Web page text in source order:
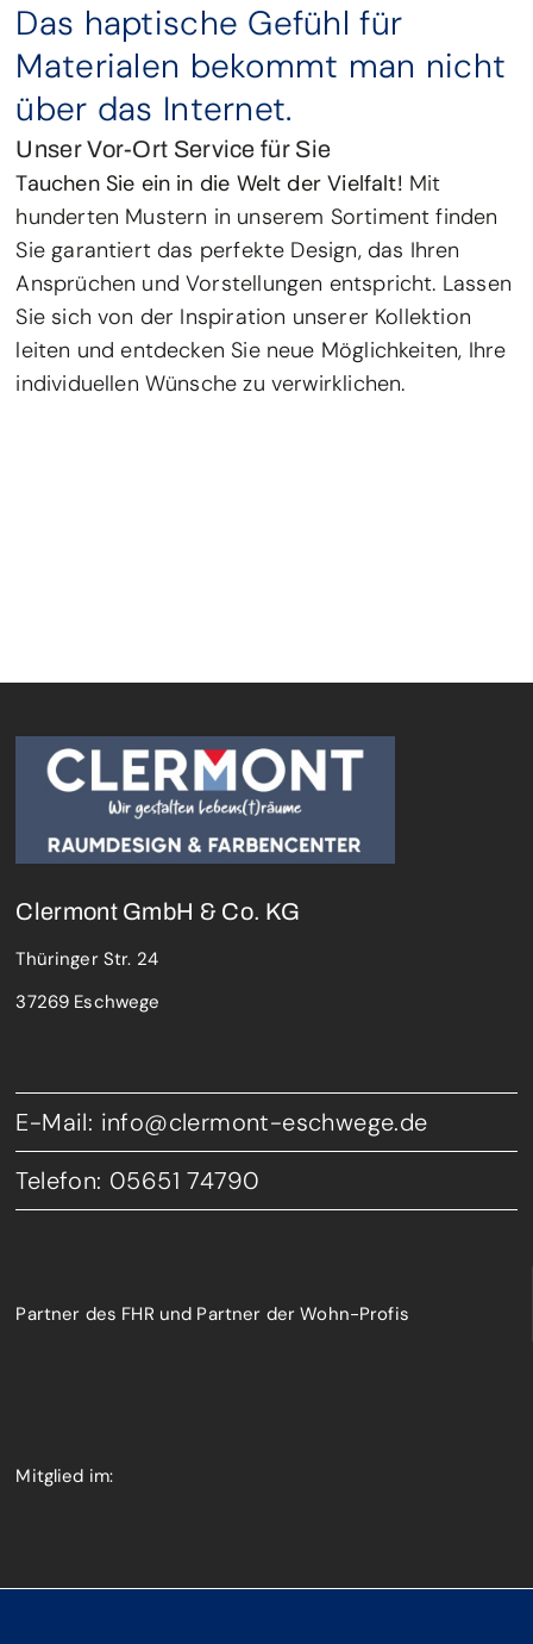
Das haptische Gefühl für
Materialen bekommt man nicht
über das Internet.
Unser Vor-Ort Service für Sie
Tauchen Sie ein in die Welt der Vielfalt! Mit
hunderten Mustern in unserem Sortiment finden
Sie garantiert das perfekte Design, das Ihren
Ansprüchen und Vorstellungen entspricht. Lassen
Sie sich von der Inspiration unserer Kollektion
leiten und entdecken Sie neue Möglichkeiten, Ihre
individuellen Wünsche zu verwirklichen.
Clermont GmbH & Co. KG
Thüringer Str. 24
37269 Eschwege
E-Mail: info@clermont-eschwege.de
Telefon: 05651 74790
Partner des FHR und Partner der Wohn-Profis
Mitglied im: